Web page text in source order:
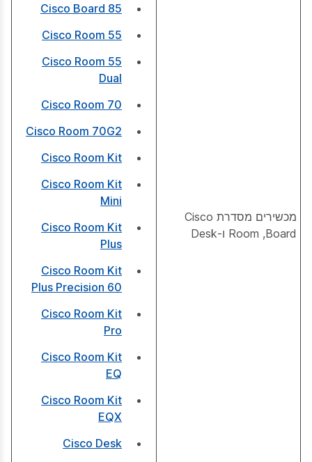
מכשירים מסדרת Cisco
Board‏, Room ו-Desk
Cisco Board 85
Cisco Room 55
Cisco Room 55
Dual
Cisco Room 70
Cisco Room 70G2
Cisco Room Kit
Cisco Room Kit
Mini
Cisco Room Kit
Plus
Cisco Room Kit
Plus Precision 60
Cisco Room Kit
Pro
Cisco Room Kit
EQ
Cisco Room Kit
EQX
Cisco Desk